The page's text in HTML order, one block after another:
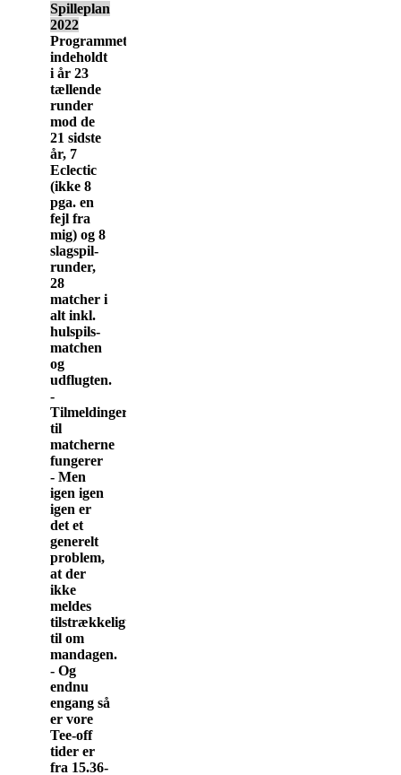
Spilleplan
2022
Programmet
indeholdt
i år 23
tællende
runder
mod de
21 sidste
år, 7
Eclectic
(ikke 8
pga. en
fejl fra
mig) og 8
slagspil-
runder,
28
matcher i
alt inkl.
hulspils-
matchen
og
udflugten.
-
Tilmeldinger
til
matcherne
fungerer
- Men
igen igen
igen er
det et
generelt
problem,
at der
ikke
meldes
tilstrækkeligt
til om
mandagen.
- Og
endnu
engang så
er vore
Tee-off
tider er
fra 15.36-